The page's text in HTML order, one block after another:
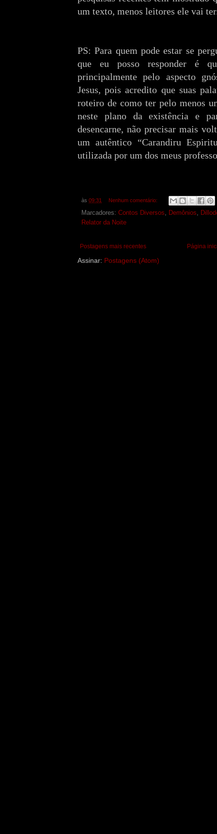
um texto, menos leitores ele vai
PS: Para quem pode estar se
que eu posso responder é
principalmente pelo aspecto
Jesus, pois acredito que suas
roteiro de como ter pelo menos
neste plano da existência e
desencarne, não precisar mais
um autêntico “Carandiru
utilizada por um dos meus
às 09:31 Nenhum comentário:
Marcadores: Contos Diversos, Demônios,
Relator da Noite
Postagens mais recentes Página
Assinar: Postagens (Atom)